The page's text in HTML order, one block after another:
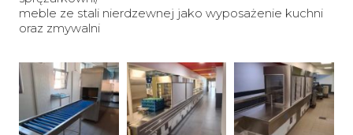
meble ze stali nierdzewnej jako wyposażenie kuchni
oraz zmywalni